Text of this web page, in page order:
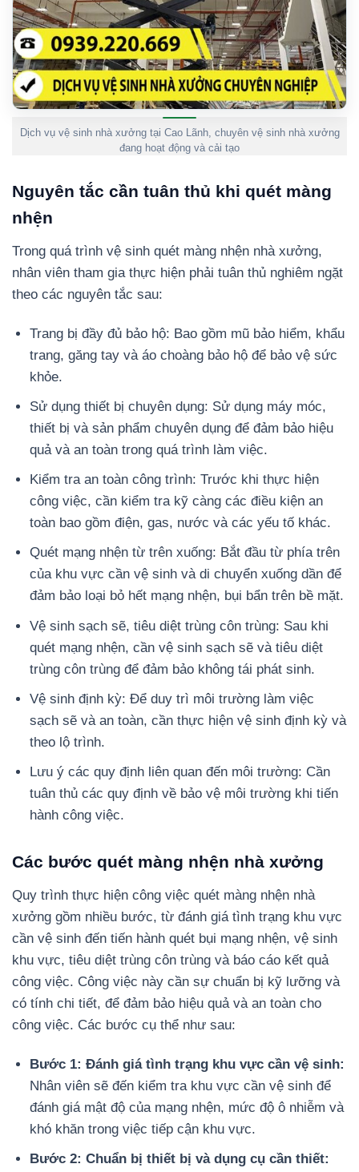
Dịch vụ vệ sinh nhà xưởng tại Cao Lãnh, chuyên vệ sinh nhà xưởng
đang hoạt động và cải tạo
Nguyên tắc cần tuân thủ khi quét màng
nhện
Trong quá trình vệ sinh quét màng nhện nhà xưởng,
nhân viên tham gia thực hiện phải tuân thủ nghiêm ngặt
theo các nguyên tắc sau:
Trang bị đầy đủ bảo hộ: Bao gồm mũ bảo hiểm, khẩu
trang, găng tay và áo choàng bảo hộ để bảo vệ sức
khỏe.
Sử dụng thiết bị chuyên dụng: Sử dụng máy móc,
thiết bị và sản phẩm chuyên dụng để đảm bảo hiệu
quả và an toàn trong quá trình làm việc.
Kiểm tra an toàn công trình: Trước khi thực hiện
công việc, cần kiểm tra kỹ càng các điều kiện an
toàn bao gồm điện, gas, nước và các yếu tố khác.
Quét mạng nhện từ trên xuống: Bắt đầu từ phía trên
của khu vực cần vệ sinh và di chuyển xuống dần để
đảm bảo loại bỏ hết mạng nhện, bụi bẩn trên bề mặt.
Vệ sinh sạch sẽ, tiêu diệt trùng côn trùng: Sau khi
quét mạng nhện, cần vệ sinh sạch sẽ và tiêu diệt
trùng côn trùng để đảm bảo không tái phát sinh.
Vệ sinh định kỳ: Để duy trì môi trường làm việc
sạch sẽ và an toàn, cần thực hiện vệ sinh định kỳ và
theo lộ trình.
Lưu ý các quy định liên quan đến môi trường: Cần
tuân thủ các quy định về bảo vệ môi trường khi tiến
hành công việc.
Các bước quét màng nhện nhà xưởng
Quy trình thực hiện công việc quét màng nhện nhà
xưởng gồm nhiều bước, từ đánh giá tình trạng khu vực
cần vệ sinh đến tiến hành quét bụi mạng nhện, vệ sinh
khu vực, tiêu diệt trùng côn trùng và báo cáo kết quả
công việc. Công việc này cần sự chuẩn bị kỹ lưỡng và
có tính chi tiết, để đảm bảo hiệu quả và an toàn cho
công việc. Các bước cụ thể như sau:
Bước 1: Đánh giá tình trạng khu vực cần vệ sinh:
Nhân viên sẽ đến kiểm tra khu vực cần vệ sinh để
đánh giá mật độ của mạng nhện, mức độ ô nhiễm và
khó khăn trong việc tiếp cận khu vực.
Bước 2: Chuẩn bị thiết bị và dụng cụ cần thiết: